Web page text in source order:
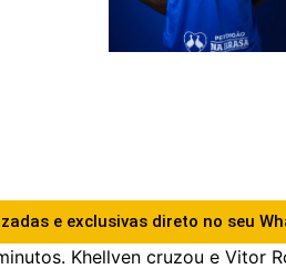
e exclusivas direto no seu
Khellven cruzou e Vitor